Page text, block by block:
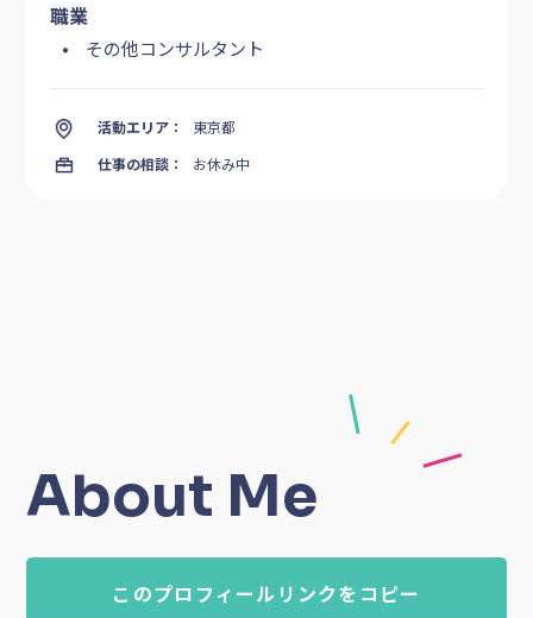
職業
その他コンサルタント
活動エリア：
東京都
仕事の相談：
お休み中
About Me
このプロフィールリンクをコピー